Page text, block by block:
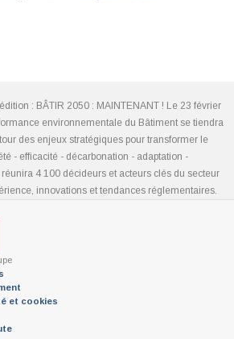
: BÂTIR 2050 : MAINTENANT ! Le 23 février
environnementale du Bâtiment se tiendra
des enjeux stratégiques pour transformer le
- efficacité - décarbonation - adaptation -
4 100 décideurs et acteurs clés du secteur
innovations et tendances réglementaires.
et cookies